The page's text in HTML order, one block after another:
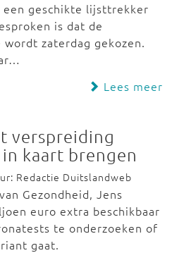
geschikte lijsttrekker
is dat de
zaterdag gekozen.
Lees meer
verspreiding
kaart brengen
Redactie Duitslandweb
Gezondheid, Jens
euro extra beschikbaar
te onderzoeken of
gaat.